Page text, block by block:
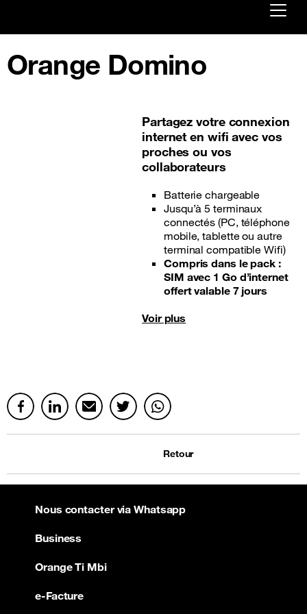
First visit ?
Orange Domino
Partagez votre connexion
internet en wifi avec vos
proches ou vos
collaborateurs
Batterie chargeable
Jusqu’à 5 terminaux
connectés (PC, téléphone
mobile, tablette ou autre
terminal compatible Wifi)
Compris dans le pack :
SIM avec 1 Go d’internet
offert valable 7 jours
Voir plus
Retour
Nous contacter via Whatsapp
Business
Orange Ti Mbi
e-Facture